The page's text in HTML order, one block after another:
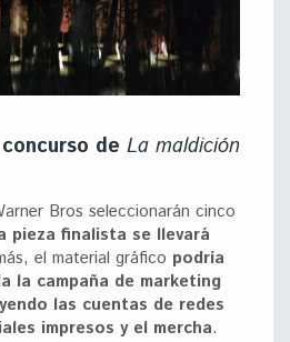
de La maldición
Bros seleccionarán cinco
pieza finalista se llevará
el material gráfico podría
la campaña de marketing
las cuentas de redes
impresos y el mercha.